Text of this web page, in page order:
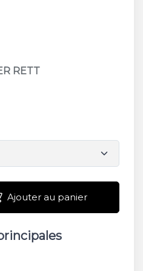
RETT
Ajouter au panier